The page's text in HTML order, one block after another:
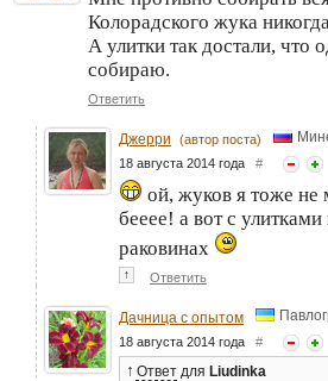
Колорадского жука
А улитки так достали, что
собираю.
Ответить
Джерри (автор поста)
18 августа 2014 года #
ой, жуков я тоже не
бееее! а вот с
раковинах
↑ Ответить
Дачница с опытом
18 августа 2014 года #
↑ Ответ для Liudinka